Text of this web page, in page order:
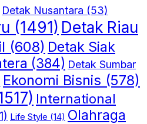
Detak Nusantara (53)
(1491) Detak Riau
(608) Detak Siak
(384) Detak Sumbar
Ekonomi Bisnis (578)
International
Life Style (14) Olahraga